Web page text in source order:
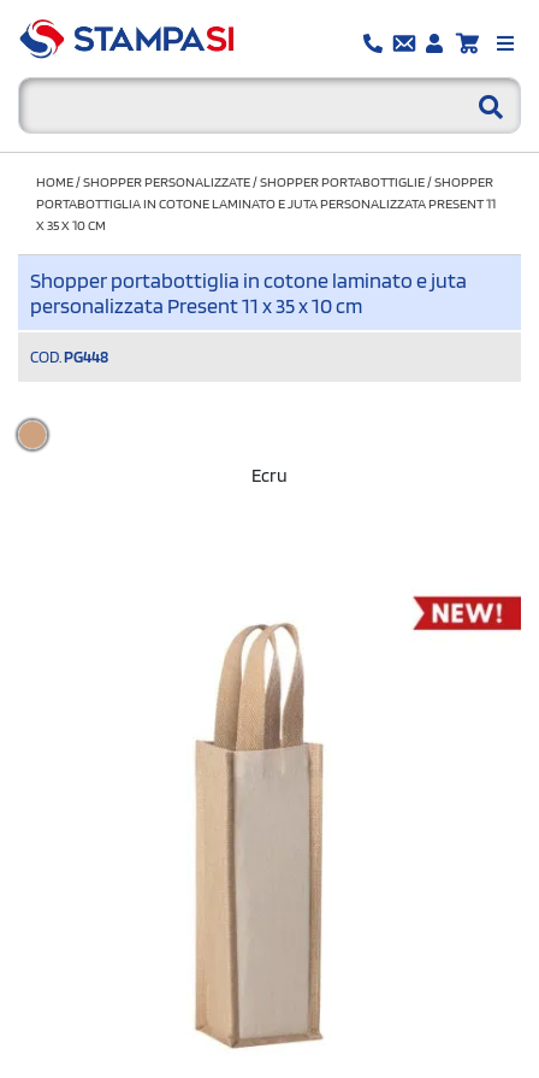
HOME/SHOPPER PERSONALIZZATE/SHOPPER PORTABOTTIGLIE/SHOPPER
PORTABOTTIGLIA IN COTONE LAMINATO E JUTA PERSONALIZZATA PRESENT 11
X 35 X 10 CM
Shopper portabottiglia in cotone laminato e juta
personalizzata Present 11 x 35 x 10 cm
COD. PG448
Ecru